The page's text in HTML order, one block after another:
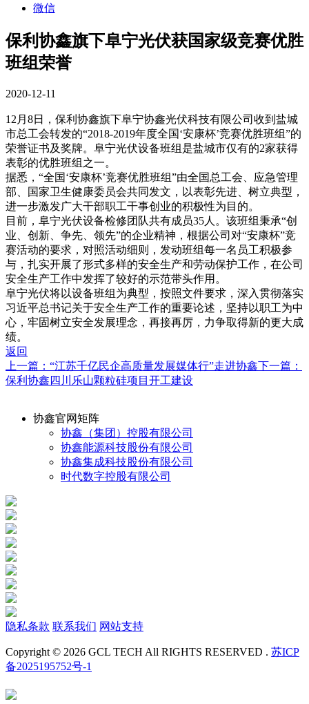
微信
保利协鑫旗下阜宁光伏获国家级竞赛优胜
班组荣誉
2020-12-11
12月8日，保利协鑫旗下阜宁协鑫光伏科技有限公司收到盐城
市总工会转发的“2018-2019年度全国‘安康杯’竞赛优胜班组”的
荣誉证书及奖牌。阜宁光伏设备班组是盐城市仅有的2家获得
表彰的优胜班组之一。
据悉，“全国‘安康杯’竞赛优胜班组”由全国总工会、应急管理
部、国家卫生健康委员会共同发文，以表彰先进、树立典型，
进一步激发广大干部职工干事创业的积极性为目的。
目前，阜宁光伏设备检修团队共有成员35人。该班组秉承“创
业、创新、争先、领先”的企业精神，根据公司对“安康杯”竞
赛活动的要求，对照活动细则，发动班组每一名员工积极参
与，扎实开展了形式多样的安全生产和劳动保护工作，在公司
安全生产工作中发挥了较好的示范带头作用。
阜宁光伏将以设备班组为典型，按照文件要求，深入贯彻落实
习近平总书记关于安全生产工作的重要论述，坚持以职工为中
心，牢固树立安全发展理念，再接再厉，力争取得新的更大成
绩。
返回
上一篇：“江苏千亿民企高质量发展媒体行”走进协鑫下一篇：
保利协鑫四川乐山颗粒硅项目开工建设
协鑫官网矩阵
协鑫（集团）控股有限公司
协鑫能源科技股份有限公司
协鑫集成科技股份有限公司
时代数字控股有限公司
隐私条款 联系我们 网站支持
Copyright © 2026 GCL TECH All RIGHTS RESERVED . 苏ICP
备2025195752号-1